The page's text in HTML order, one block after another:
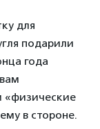
для
подарили
года
«физические
в стороне.